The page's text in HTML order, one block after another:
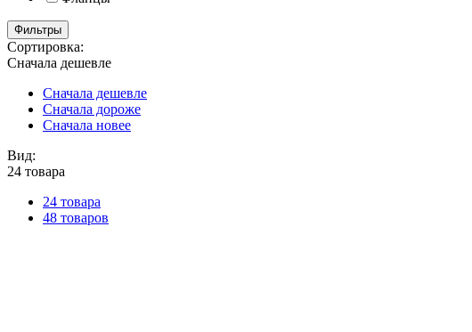
Фильтры
Сортировка:
Сначала дешевле
Сначала дешевле
Сначала дороже
Сначала новее
Вид:
24 товара
24 товара
48 товаров